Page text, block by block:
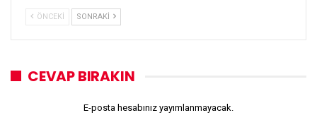
ÖNCEKI SONRAKI
CEVAP BIRAKIN
E-posta hesabınız yayımlanmayacak.